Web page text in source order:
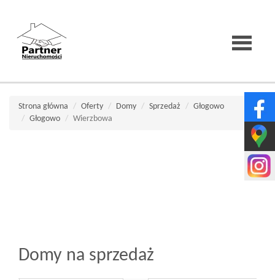
Strona
główna
Strona główna Oferty Domy Sprzedaż
Głogowo
Głogowo
Wierzbowa
Domy na sprzedaż